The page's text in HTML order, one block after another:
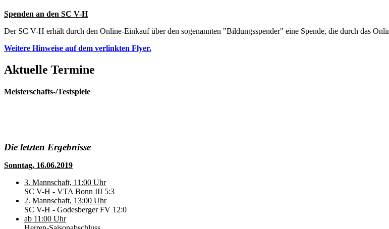
Spenden an den SC V-H
Der SC V-H erhält durch den Online-Einkauf über den sogenannten "Bildungsspender" eine Spende, die durch das
Weitere Hinweise auf dem verlinkten Flyer.
Aktuelle Termine
Meisterschafts-/Testspiele
Die letzten Ergebnisse
Sonntag, 16.06.2019
3. Mannschaft, 11:00 Uhr
SC V-H - VTA Bonn III 5:3
2. Mannschaft, 13:00 Uhr
SC V-H - Godesberger FV 12:0
ab 11:00 Uhr